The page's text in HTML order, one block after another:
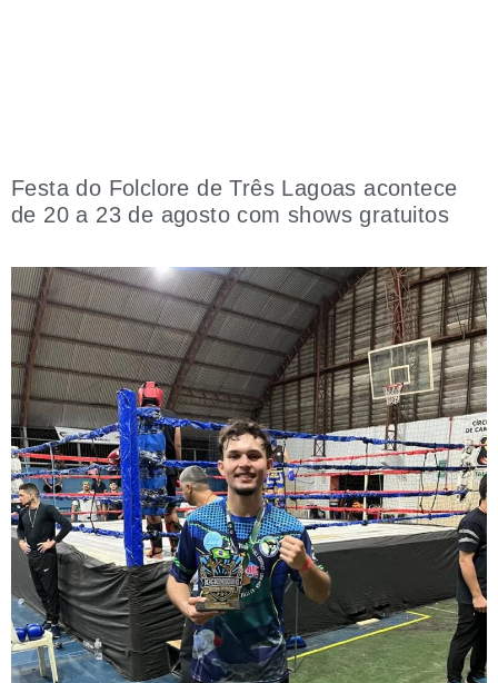
Festa do Folclore de Três Lagoas acontece
de 20 a 23 de agosto com shows gratuitos